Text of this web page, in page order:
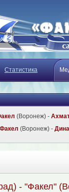
Статистика
(Воронеж) -
Факел (Воронеж) -
- "Факел"